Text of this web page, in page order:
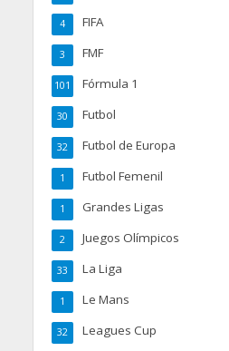
FIFA
4
FMF
3
Fórmula 1
101
Futbol
30
Futbol de Europa
32
Futbol Femenil
1
Grandes Ligas
1
Juegos Olímpicos
2
La Liga
33
Le Mans
1
Leagues Cup
32